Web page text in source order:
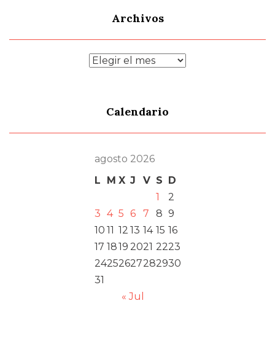
Archivos
Archivos
Calendario
agosto 2026
L
M X J V S D
1
2
3 4 5 6 7 8 9
10 11 12 13 14 15 16
17 1819 2021 2223
24252627282930
31
« Jul